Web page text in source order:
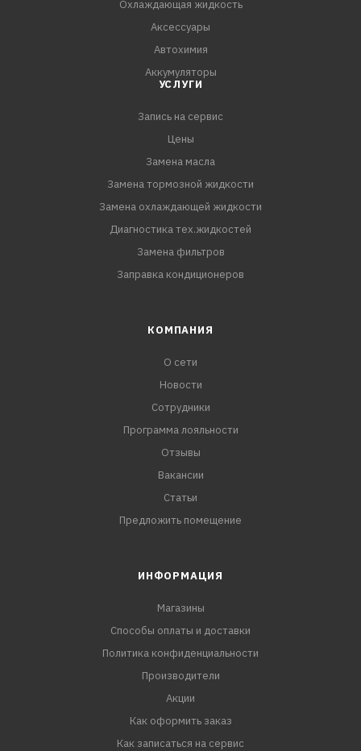
- Повышает комфортность и безопасность
эксплуатации автомобиля.
- Рекомендуется для всех транспортных средств
Охлаждающая жидкость
Аксессуары
Автохимия
Аккумуляторы
УСЛУГИ
Запись на сервис
Цены
Замена масла
Замена тормозной жидкости
Замена охлаждающей жидкости
Диагностика тех.жидкостей
Замена фильтров
Заправка кондиционеров
КОМПАНИЯ
О сети
Новости
Сотрудники
Программа лояльности
Отзывы
Вакансии
Статьи
Предложить помещение
ИНФОРМАЦИЯ
Магазины
Способы оплаты и доставки
Политика конфиденциальности
Производители
Акции
Как оформить заказ
Как записаться на сервис